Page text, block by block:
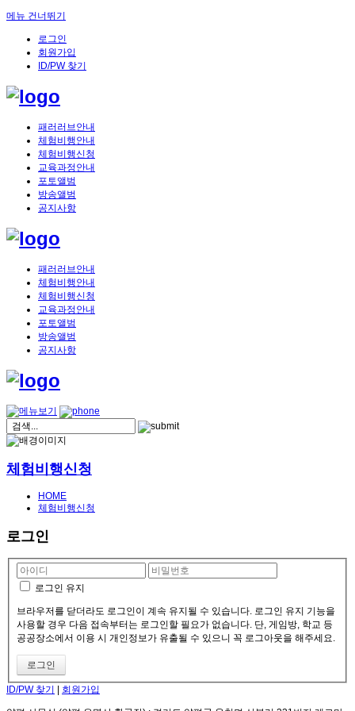
메뉴 건너뛰기
로그인
회원가입
ID/PW 찾기
패러러브안내
체험비행안내
체험비행신청
교육과정안내
포토앨범
방송앨범
공지사항
패러러브안내
체험비행안내
체험비행신청
교육과정안내
포토앨범
방송앨범
공지사항
체험비행신청
HOME
체험비행신청
로그인
로그인 유지
브라우저를 닫더라도 로그인이 계속 유지될 수 있습니다. 로그인 유지 기능을
사용할 경우 다음 접속부터는 로그인할 필요가 없습니다. 단, 게임방, 학교 등
공공장소에서 이용 시 개인정보가 유출될 수 있으니 꼭 로그아웃을 해주세요.
ID/PW 찾기 회원가입